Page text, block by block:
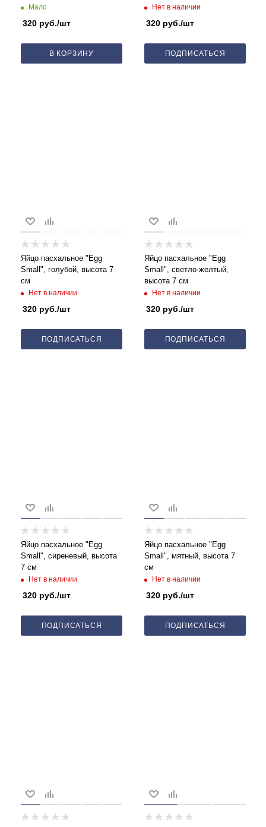
Мало
320 руб./шт
В КОРЗИНУ
Нет в наличии
320 руб./шт
ПОДПИСАТЬСЯ
Яйцо пасхальное "Egg
Small", голубой, высота 7
см
Нет в наличии
320 руб./шт
ПОДПИСАТЬСЯ
Яйцо пасхальное "Egg
Small", светло-желтый,
высота 7 см
Нет в наличии
320 руб./шт
ПОДПИСАТЬСЯ
Яйцо пасхальное "Egg
Small", сиреневый, высота
7 см
Нет в наличии
320 руб./шт
ПОДПИСАТЬСЯ
Яйцо пасхальное "Egg
Small", мятный, высота 7
см
Нет в наличии
320 руб./шт
ПОДПИСАТЬСЯ